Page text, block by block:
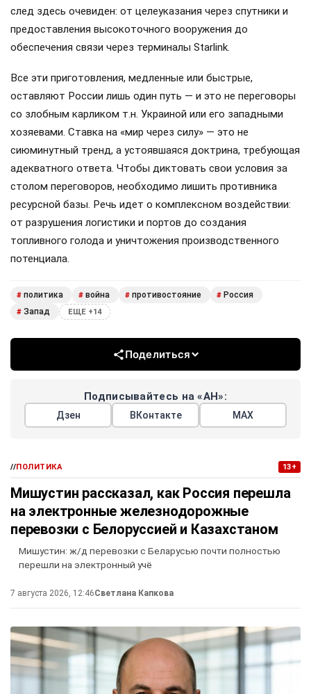
след здесь очевиден: от целеуказания через спутники и
предоставления высокоточного вооружения до
обеспечения связи через терминалы Starlink.
Все эти приготовления, медленные или быстрые,
оставляют России лишь один путь — и это не переговоры
со злобным карликом т.н. Украиной или его западными
хозяевами. Ставка на «мир через силу» — это не
сиюминутный тренд, а устоявшаяся доктрина, требующая
адекватного ответа. Чтобы диктовать свои условия за
столом переговоров, необходимо лишить противника
ресурсной базы. Речь идет о комплексном воздействии:
от разрушения логистики и портов до создания
топливного голода и уничтожения производственного
потенциала.
# политика # война # противостояние # Россия
# Запад ЕЩЕ +14
Поделиться
Подписывайтесь на «АН»:
Дзен ВКонтакте МАХ
//ПОЛИТИКА 13+
Мишустин рассказал, как Россия перешла
на электронные железнодорожные
перевозки с Белоруссией и Казахстаном
Мишустин: ж/д перевозки с Беларусью почти полностью
перешли на электронный учё
7 августа 2026, 12:46Светлана Капкова